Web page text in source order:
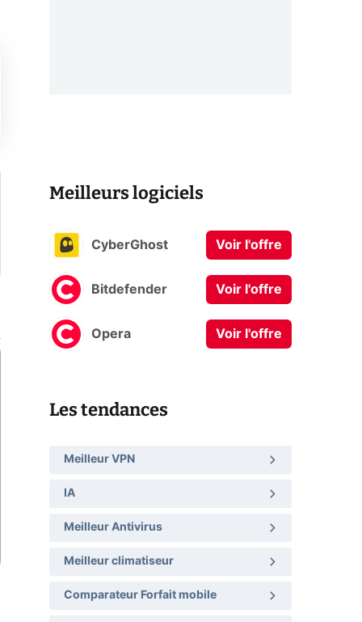
Meilleurs logiciels
CyberGhost Voir l'offre
Bitdefender Voir l'offre
Opera Voir l'offre
Les tendances
Meilleur VPN
IA
Meilleur Antivirus
Meilleur climatiseur
Comparateur Forfait mobile